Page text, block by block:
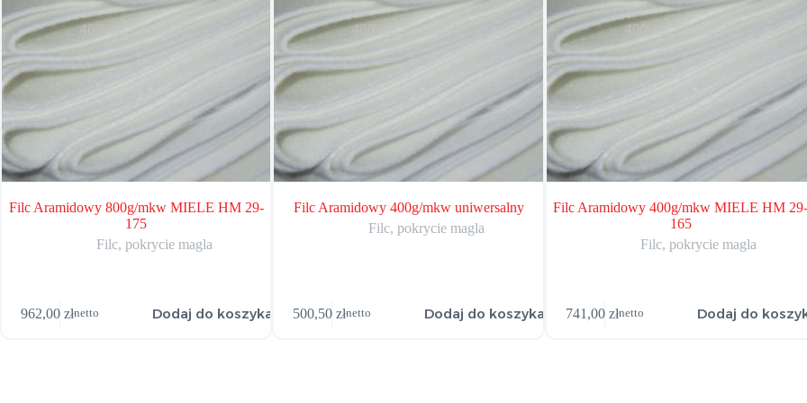
Filc Aramidowy 800g/mkw MIELE HM 29-
175
Filc, pokrycie magla
962,00złnetto Dodaj do koszyka
Filc Aramidowy 400g/mkw uniwersalny
Filc, pokrycie magla
500,50złnetto Dodaj do koszyka
Filc Aramidowy 400g/mkw MIELE HM 29-
165
Filc, pokrycie magla
741,00 złnetto Dodaj do